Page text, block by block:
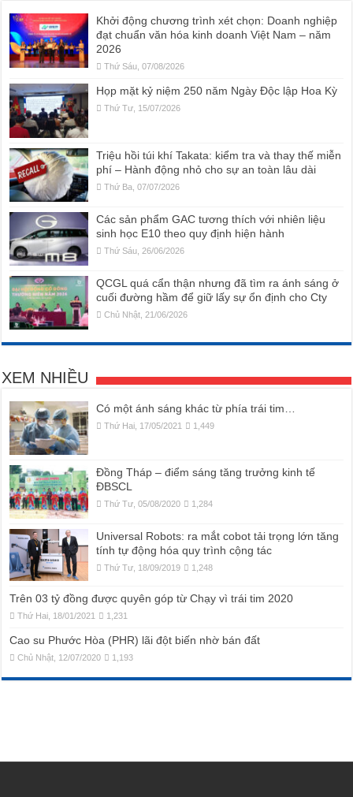
Khởi động chương trình xét chọn: Doanh nghiệp
đạt chuẩn văn hóa kinh doanh Việt Nam – năm
2026
Thứ Sáu, 07/08/2026
Họp mặt kỷ niệm 250 năm Ngày Độc lập Hoa Kỳ
Thứ Tư, 15/07/2026
Triệu hồi túi khí Takata: kiểm tra và thay thế miễn
phí – Hành động nhỏ cho sự an toàn lâu dài
Thứ Ba, 07/07/2026
Các sản phẩm GAC tương thích với nhiên liệu
sinh học E10 theo quy định hiện hành
Thứ Sáu, 26/06/2026
QCGL quá cẩn thận nhưng đã tìm ra ánh sáng ở
cuối đường hầm để giữ lấy sự ổn định cho Cty
Chủ Nhật, 21/06/2026
XEM NHIỀU
Có một ánh sáng khác từ phía trái tim…
Thứ Hai, 17/05/2021 1,449
Đồng Tháp – điểm sáng tăng trưởng kinh tế
ĐBSCL
Thứ Tư, 05/08/2020 1,284
Universal Robots: ra mắt cobot tải trọng lớn tăng
tính tự động hóa quy trình cộng tác
Thứ Tư, 18/09/2019 1,248
Trên 03 tỷ đồng được quyên góp từ Chạy vì trái tim 2020
Thứ Hai, 18/01/2021 1,231
Cao su Phước Hòa (PHR) lãi đột biến nhờ bán đất
Chủ Nhật, 12/07/2020 1,193